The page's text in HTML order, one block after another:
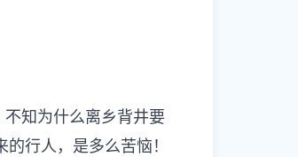
知为什么离乡背井要
行人，是多么苦恼！